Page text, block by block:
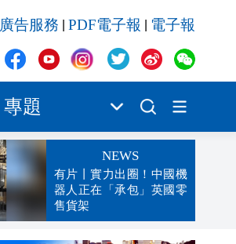
廣告服務 PDF電子報 電子報
專題
NEWS
有片丨實力出圈！中國機
器人正在「承包」英國零
售貨架